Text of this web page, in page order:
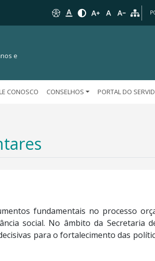
e
CONOSCO CONSELHOS PORTAL DO
fundamentais no processo
social. No âmbito da Secretaria
decisivas para o fortalecimento das